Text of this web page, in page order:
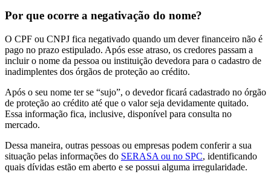
Por que ocorre a negativação do nome?
O CPF ou CNPJ fica negativado quando um dever financeiro não é
pago no prazo estipulado. Após esse atraso, os credores passam a
incluir o nome da pessoa ou instituição devedora para o cadastro de
inadimplentes dos órgãos de proteção ao crédito.
Após o seu nome ter se “sujo”, o devedor ficará cadastrado no órgão
de proteção ao crédito até que o valor seja devidamente quitado.
Essa informação fica, inclusive, disponível para consulta no
mercado.
Dessa maneira, outras pessoas ou empresas podem conferir a sua
situação pelas informações do SERASA ou no SPC, identificando
quais dívidas estão em aberto e se possui alguma irregularidade.